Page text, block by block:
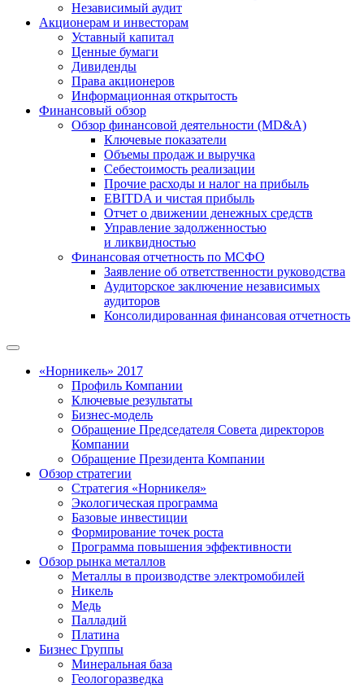
Независимый аудит
Акционерам и инвесторам
Уставный капитал
Ценные бумаги
Дивиденды
Права акционеров
Информационная открытость
Финансовый обзор
Обзор финансовой деятельности (MD&A)
Ключевые показатели
Объемы продаж и выручка
Себестоимость реализации
Прочие расходы и налог на прибыль
EBITDA и чистая прибыль
Отчет о движении денежных средств
Управление задолженностью
и ликвидностью
Финансовая отчетность по МСФО
Заявление об ответственности руководства
Аудиторское заключение независимых
аудиторов
Консолидированная финансовая отчетность
«Норникель» 2017
Профиль Компании
Ключевые результаты
Бизнес-модель
Обращение Председателя Совета директоров
Компании
Обращение Президента Компании
Обзор стратегии
Стратегия «Норникеля»
Экологическая программа
Базовые инвестиции
Формирование точек роста
Программа повышения эффективности
Обзор рынка металлов
Металлы в производстве электромобилей
Никель
Медь
Палладий
Платина
Бизнес Группы
Минеральная база
Геологоразведка